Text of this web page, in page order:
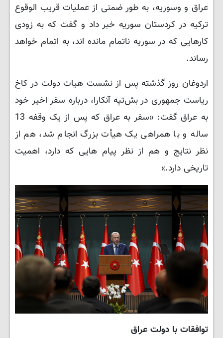
عراق و وسوریه، به طور ضمنی از عملیات قریب الوقوع
ترکیه در کردستان سوریه خبر داد و گفت که به زودی
کارهایی که در سوریه ناتمام مانده اند، به اتمام خواهد
رساند.
اردوغان روز گذشته پس از نشست هیات دولت در کاخ
ریاست جمهوری در بش‌تپه آنکارا، درباره سفر اخیر خود
به عراق گفت: «سفر به عراق که پس از یک وقفه 13
ساله و با همراهی یک هیأت بزرگ انجام شد، هم از
نظر نتایج و هم از نظر پیام هایی که دارد، اهمیت
تاریخی دارد.»
توافقات با دولت عراق